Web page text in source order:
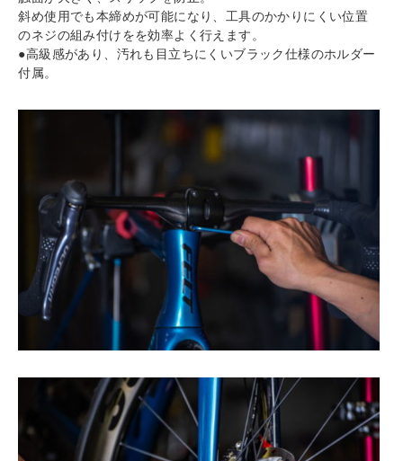
斜め使用でも本締めが可能になり、工具のかかりにくい位置
のネジの組み付けをを効率よく行えます。
●高級感があり、汚れも目立ちにくいブラック仕様のホルダー
付属。